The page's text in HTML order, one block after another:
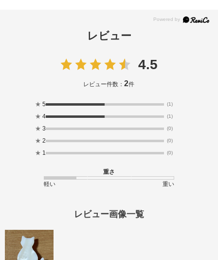
レビュー
4.5
レビュー件数：2件
★ 5 (1)
★ 4 (1)
★ 3 (0)
★ 2 (0)
★ 1 (0)
重さ
軽い
重い
レビュー画像一覧